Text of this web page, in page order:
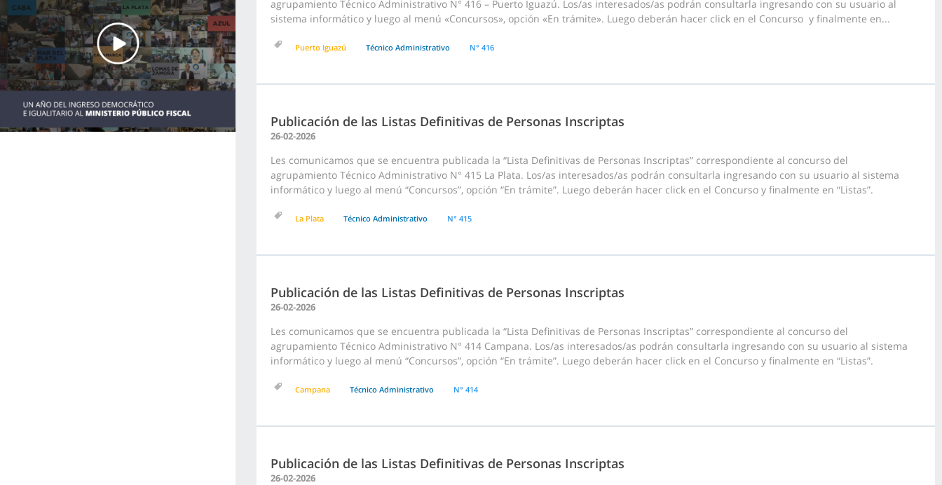
agrupamiento Técnico Administrativo N° 416 – Puerto Iguazú. Los/as interesados/as podrán consultarla ingresando con su usuario al
sistema informático y luego al menú «Concursos», opción «En trámite». Luego deberán hacer click en el Concurso y finalmente en...
Puerto Iguazú Técnico Administrativo N° 416
Publicación de las Listas Definitivas de Personas Inscriptas
26-02-2026
Les comunicamos que se encuentra publicada la “Lista Definitivas de Personas Inscriptas” correspondiente al concurso del
agrupamiento Técnico Administrativo N° 415 La Plata. Los/as interesados/as podrán consultarla ingresando con su usuario al sistema
informático y luego al menú “Concursos”, opción “En trámite”. Luego deberán hacer click en el Concurso y finalmente en “Listas”.
La Plata Técnico Administrativo N° 415
Publicación de las Listas Definitivas de Personas Inscriptas
26-02-2026
Les comunicamos que se encuentra publicada la “Lista Definitivas de Personas Inscriptas” correspondiente al concurso del
agrupamiento Técnico Administrativo N° 414 Campana. Los/as interesados/as podrán consultarla ingresando con su usuario al sistema
informático y luego al menú “Concursos”, opción “En trámite”. Luego deberán hacer click en el Concurso y finalmente en “Listas”.
Campana Técnico Administrativo N° 414
Publicación de las Listas Definitivas de Personas Inscriptas
26-02-2026